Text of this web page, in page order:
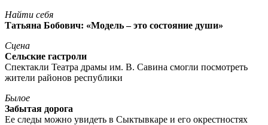
Найти себя
Татьяна Бобович: «Модель – это состояние души»
Сцена
Сельские гастроли
Спектакли Театра драмы им. В. Савина смогли посмотреть
жители районов республики
Былое
Забытая дорога
Ее следы можно увидеть в Сыктывкаре и его окрестностях